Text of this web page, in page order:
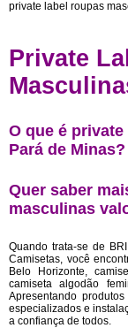
private label roupas
Private
O que é
Pará de Minas?
Quer saber
masculinas
Quando trata-se de
Camisetas, você
Belo Horizonte,
camiseta algodão
Apresentando
especializados e
a confiança de todos.